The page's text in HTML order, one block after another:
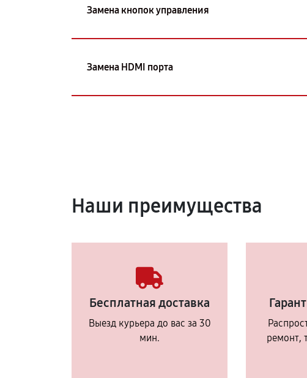
Замена кнопок управления
Замена HDMI порта
Наши преимущества
Бесплатная доставка
Выезд курьера до вас за 30
мин.
ремонт,